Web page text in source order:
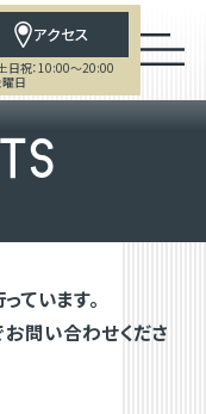
アクセス
日祝：10:00～20:00
曜日
S
ています。
問い合わせくださ